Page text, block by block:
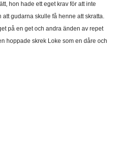
hon hade ett eget krav för att inte
att gudarna skulle få henne att skratta.
på en get och andra änden av repet
hoppade skrek Loke som en dåre och